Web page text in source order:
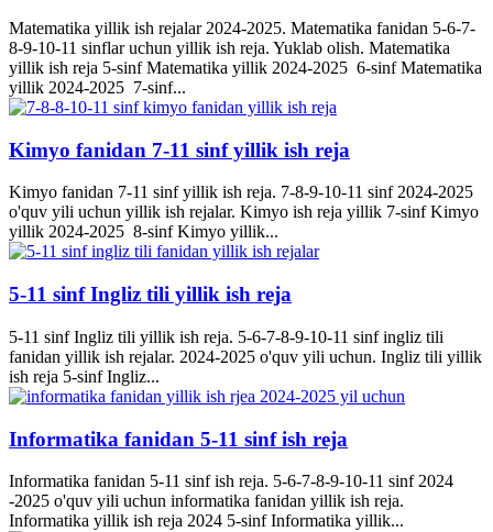
Matematika yillik ish rejalar 2024-2025. Matematika fanidan 5-6-7-
8-9-10-11 sinflar uchun yillik ish reja. Yuklab olish. Matematika
yillik ish reja 5-sinf Matematika yillik 2024-2025 6-sinf Matematika
yillik 2024-2025 7-sinf...
Kimyo fanidan 7-11 sinf yillik ish reja
Kimyo fanidan 7-11 sinf yillik ish reja. 7-8-9-10-11 sinf 2024-2025
o'quv yili uchun yillik ish rejalar. Kimyo ish reja yillik 7-sinf Kimyo
yillik 2024-2025 8-sinf Kimyo yillik...
5-11 sinf Ingliz tili yillik ish reja
5-11 sinf Ingliz tili yillik ish reja. 5-6-7-8-9-10-11 sinf ingliz tili
fanidan yillik ish rejalar. 2024-2025 o'quv yili uchun. Ingliz tili yillik
ish reja 5-sinf Ingliz...
Informatika fanidan 5-11 sinf ish reja
Informatika fanidan 5-11 sinf ish reja. 5-6-7-8-9-10-11 sinf 2024
-2025 o'quv yili uchun informatika fanidan yillik ish reja.
Informatika yillik ish reja 2024 5-sinf Informatika yillik...